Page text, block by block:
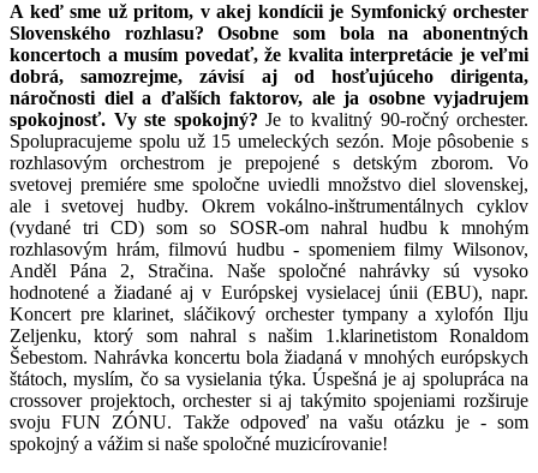
A keď sme už pritom, v akej kondícii je Symfonický orchester
Slovenského rozhlasu? Osobne som bola na abonentných
koncertoch a musím povedať, že kvalita interpretácie je veľmi
dobrá, samozrejme, závisí aj od hosťujúceho dirigenta,
náročnosti diel a ďalších faktorov, ale ja osobne vyjadrujem
spokojnosť. Vy ste spokojný? Je to kvalitný 90-ročný orchester.
Spolupracujeme spolu už 15 umeleckých sezón. Moje pôsobenie s
rozhlasovým orchestrom je prepojené s detským zborom. Vo
svetovej premiére sme spoločne uviedli množstvo diel slovenskej,
ale i svetovej hudby. Okrem vokálno-inštrumentálnych cyklov
(vydané tri CD) som so SOSR-om nahral hudbu k mnohým
rozhlasovým hrám, filmovú hudbu - spomeniem filmy Wilsonov,
Anděl Pána 2, Stračina. Naše spoločné nahrávky sú vysoko
hodnotené a žiadané aj v Európskej vysielacej únii (EBU), napr.
Koncert pre klarinet, sláčikový orchester tympany a xylofón Ilju
Zeljenku, ktorý som nahral s našim 1.klarinetistom Ronaldom
Šebestom. Nahrávka koncertu bola žiadaná v mnohých európskych
štátoch, myslím, čo sa vysielania týka. Úspešná je aj spolupráca na
crossover projektoch, orchester si aj takýmito spojeniami rozširuje
svoju FUN ZÓNU. Takže odpoveď na vašu otázku je - som
spokojný a vážim si naše spoločné muzicírovanie!